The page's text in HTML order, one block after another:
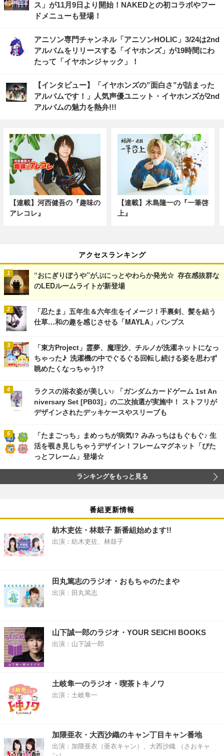
ス」が11月9日より開始！NAKEDとの初コラボやフー
ドメニューも登場！
アニソン専門チャンネル「アニソンHOLIC」3/24は2nd
アルバムをリリースする「イヤホンズ」が19時間にわ
たって「イヤホンジャック」！
【インタビュー】「イヤホンズの”面白さ”が詰まった
アルバムです！」人気声優ユニット・イヤホンズが2nd
アルバムの魅力を熱弁!!!
【連載】河西健吾の『趣味の
アレコレ』
【連載】木島隆一の『一筆啓
上』
アクセスランキング
“おにぎりぼうや”がぷにっとやわらか発光☆ 存在感抜群な
のLEDルームライトが新登場
「忍たま」五年生＆六年生をイメージ！手裏剣、髪を結う
仕草…和の趣を感じさせる「MAYLA」パンプス
「東方Project」霊夢、魔理沙、チルノが洗濯ネットになっ
ちゃった♪ 洗濯機の中でぐるぐる回転し続ける姿を思わず
眺めたくなっちゃう!?
ラクスの浴衣姿が美しい♪ 「ガンダムカードゲーム 1st An
niversary Set [PB03]」の二次抽選が実施中！ ストフリが
デザインされたデッキケースやスリーブも
「たまごっち」まめっちが病気!? みみっちはもぐもぐ♪ 生
活を覗き見しちゃうデザイン！フレームマグネット「ぴた
っとフレーム」登場☆
ランキングをもっと見る
番組更新情報
紡木吏佐・林鼓子 新番組始めます!!
出演：紡木吏佐、林鼓子
田丸篤志のラジオ・おもちゃのたまや
出演：田丸篤志
山下誠一郎のラジオ・YOUR SEICHI BOOKS
出演：山下誠一郎
土岐隼一のラジオ・喫茶トキノワ
出演：土岐隼一
加隈亜衣・大西沙織のキャン丁目キャン番地
出演：加隈亜衣（亜衣キャン）、大西沙織 （さおキャ